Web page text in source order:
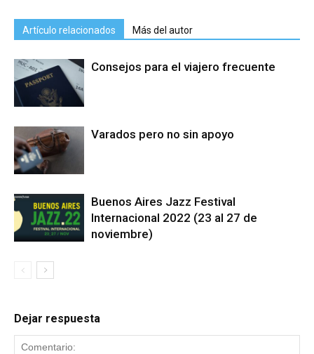
Artículo relacionados Más del autor
Consejos para el viajero frecuente
Varados pero no sin apoyo
Buenos Aires Jazz Festival
Internacional 2022 (23 al 27 de
noviembre)
Dejar respuesta